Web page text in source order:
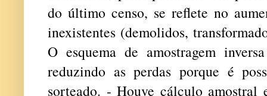
do último censo, se reflete no
inexistentes (demolidos,
O esquema de amostragem
reduzindo as perdas porque é
sorteado. - Houve cálculo amostral